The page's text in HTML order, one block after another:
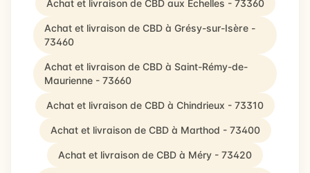
Achat et livraison de CBD aux Échelles - 73360
Achat et livraison de CBD à Grésy-sur-Isère -
73460
Achat et livraison de CBD à Saint-Rémy-de-
Maurienne - 73660
Achat et livraison de CBD à Chindrieux - 73310
Achat et livraison de CBD à Marthod - 73400
Achat et livraison de CBD à Méry - 73420